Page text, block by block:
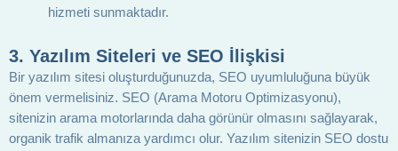
hizmeti sunmaktadır.
3. Yazılım Siteleri ve SEO İlişkisi
Bir yazılım sitesi oluşturduğunuzda, SEO uyumluluğuna büyük
önem vermelisiniz. SEO (Arama Motoru Optimizasyonu),
sitenizin arama motorlarında daha görünür olmasını sağlayarak,
organik trafik almanıza yardımcı olur. Yazılım sitenizin SEO dostu